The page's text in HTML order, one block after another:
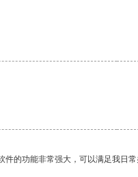
的功能非常强大，可以满足我日